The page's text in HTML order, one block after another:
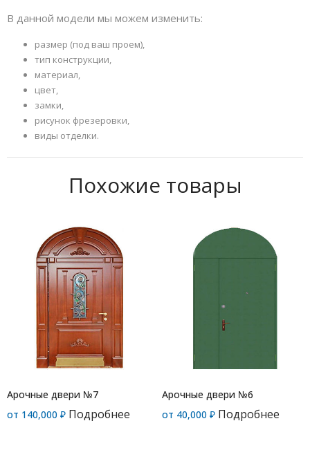
В данной модели мы можем изменить:
размер (под ваш проем),
тип конструкции,
материал,
цвет,
замки,
рисунок фрезеровки,
виды отделки.
Похожие товары
Арочные двери №7
от 140,000 ₽ Подробнее
Арочные двери №6
от 40,000 ₽ Подробнее